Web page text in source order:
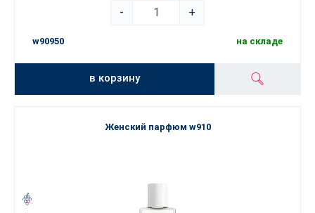
-
+
w90950 на складе
в корзину
Женский парфюм w910